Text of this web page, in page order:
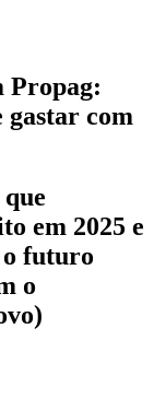
Propag:
gastar com
em 2025 e
o futuro
o